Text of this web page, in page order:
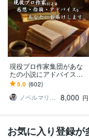
現役プロ作家集団があな
たの小説にアドバイスし
ます 商業的な視点から講
評をします【長編小説の
講評5千～１万字！】
5.0 (602)
ノベルマリット
8,000 円
お気に入り登録が